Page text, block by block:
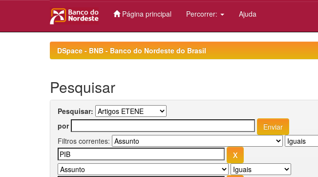
Página principal Percorrer: Ajuda
DSpace - BNB - Banco do Nordeste do Brasil
Pesquisar
Pesquisar:
por
Filtros correntes: